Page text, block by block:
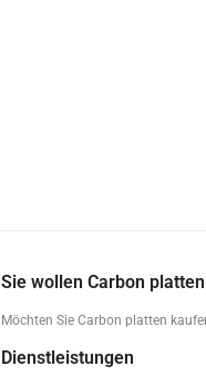
Sie wollen Carbon
Möchten Sie Carbon platten
Dienstleistungen